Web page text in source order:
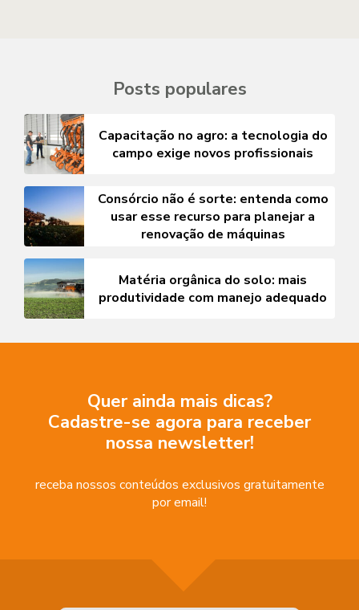
Posts populares
Capacitação no agro: a tecnologia do
campo exige novos profissionais
Consórcio não é sorte: entenda como
usar esse recurso para planejar a
renovação de máquinas
Matéria orgânica do solo: mais
produtividade com manejo adequado
Quer ainda mais dicas?
Cadastre-se agora para receber
nossa newsletter!
receba nossos conteúdos exclusivos gratuitamente
por email!